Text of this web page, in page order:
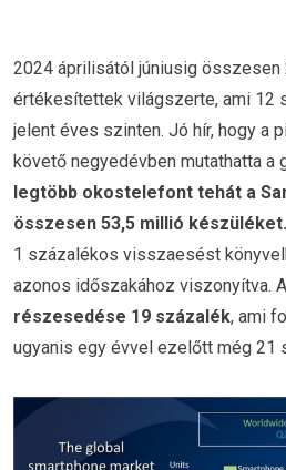
2024 áprilisától júniusig
értékesítettek világszerte, ami 12
jelent éves szinten. Jó hír, hogy a
követő negyedévben mutathatta a
legtöbb okostelefont tehát a
összesen 53,5 millió készüléket.
1 százalékos visszaesést
azonos időszakához viszonyítva.
részesedése 19 százalék, ami
ugyanis egy évvel ezelőtt még 21